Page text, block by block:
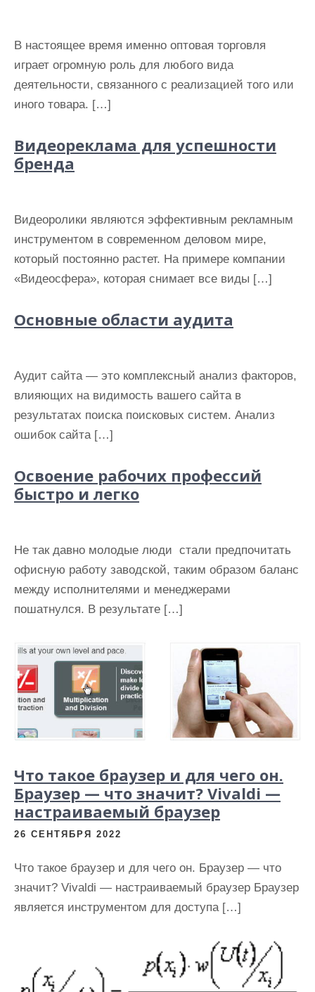
В настоящее время именно оптовая торговля
играет огромную роль для любого вида
деятельности, связанного с реализацией того или
иного товара. […]
Видеореклама для успешности
бренда
Видеоролики являются эффективным рекламным
инструментом в современном деловом мире,
который постоянно растет. На примере компании
«Видеосфера», которая снимает все виды […]
Основные области аудита
Аудит сайта — это комплексный анализ факторов,
влияющих на видимость вашего сайта в
результатах поиска поисковых систем. Анализ
ошибок сайта […]
Освоение рабочих профессий
быстро и легко
Не так давно молодые люди стали предпочитать
офисную работу заводской, таким образом баланс
между исполнителями и менеджерами
пошатнулся. В результате […]
Что такое браузер и для чего он.
Браузер — что значит? Vivaldi —
настраиваемый браузер
26 СЕНТЯБРЯ 2022
Что такое браузер и для чего он. Браузер — что
значит? Vivaldi — настраиваемый браузер Браузер
является инструментом для доступа […]